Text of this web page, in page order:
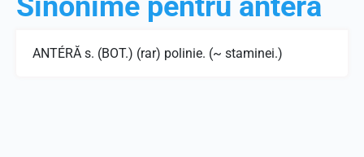
ANTÉRĂ s. (BOT.) (rar) polinie. (~ staminei.)